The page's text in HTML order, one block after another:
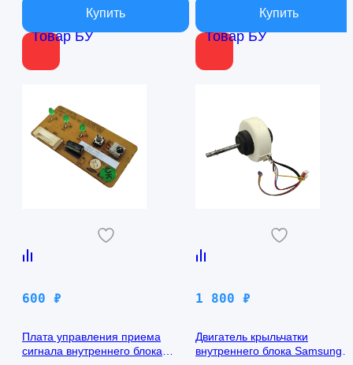
Товар БУ Товар БУ
600 ₽
Плата управления приема
сигнала внутреннего блока
1 800 ₽
Двигатель крыльчатки
внутреннего блока Samsung